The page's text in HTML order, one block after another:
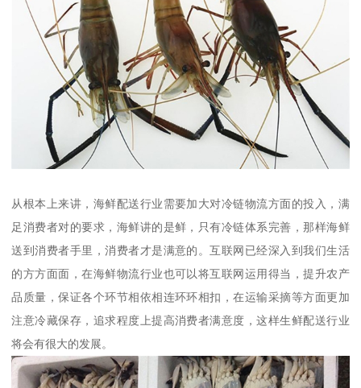
从根本上来讲，海鲜配送行业需要加大对冷链物流方面的投入，满
足消费者对的要求，海鲜讲的是鲜，只有冷链体系完善，那样海鲜
送到消费者手里，消费者才是满意的。互联网已经深入到我们生活
的方方面面，在海鲜物流行业也可以将互联网运用得当，提升农产
品质量，保证各个环节相依相连环环相扣，在运输采摘等方面更加
注意冷藏保存，追求程度上提高消费者满意度，这样生鲜配送行业
将会有很大的发展。